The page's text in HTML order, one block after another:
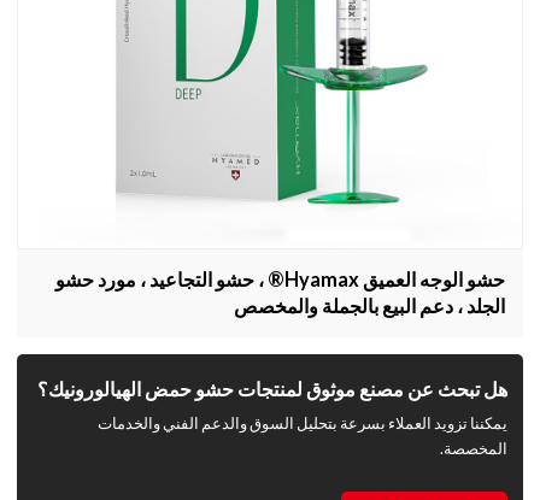
حشو الوجه العميق Hyamax® ، حشو التجاعيد ، مورد حشو
الجلد ، دعم البيع بالجملة والمخصص
هل تبحث عن مصنع موثوق لمنتجات حشو حمض الهيالورونيك؟
يمكننا تزويد العملاء بسرعة بتحليل السوق والدعم الفني والخدمات
المخصصة.